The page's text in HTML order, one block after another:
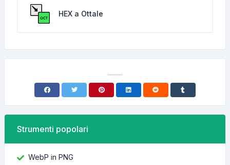
HEX a Ottale
Strumenti popolari
WebP in PNG